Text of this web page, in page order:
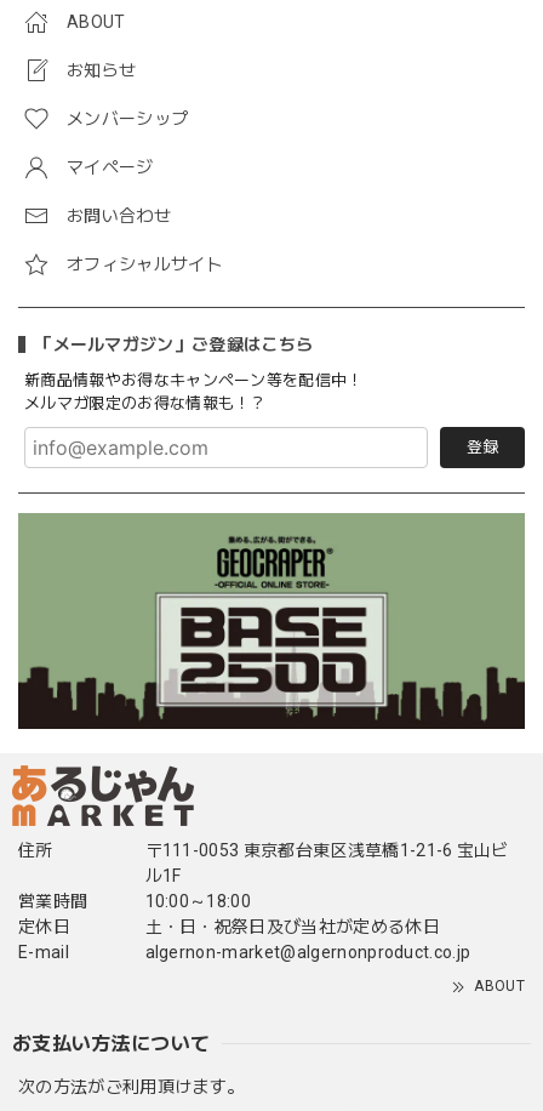
ABOUT
お知らせ
メンバーシップ
マイページ
お問い合わせ
オフィシャルサイト
「メールマガジン」ご登録はこちら
新商品情報やお得なキャンペーン等を配信中！
メルマガ限定のお得な情報も！？
登録
住所
〒111-0053 東京都台東区浅草橋1-21-6 宝山ビ
ル1F
営業時間
10:00～18:00
定休日
土・日・祝祭日及び当社が定める休日
E-mail
algernon-market@algernonproduct.co.jp
ABOUT
お支払い方法について
次の方法がご利用頂けます。